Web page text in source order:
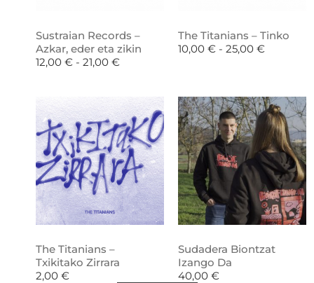
Sustraian Records –
Azkar, eder eta zikin
12,00 € - 21,00 €
The Titanians – Tinko
10,00 € - 25,00 €
The Titanians –
Txikitako Zirrara
2,00 €
Sudadera Biontzat
Izango Da
40,00 €